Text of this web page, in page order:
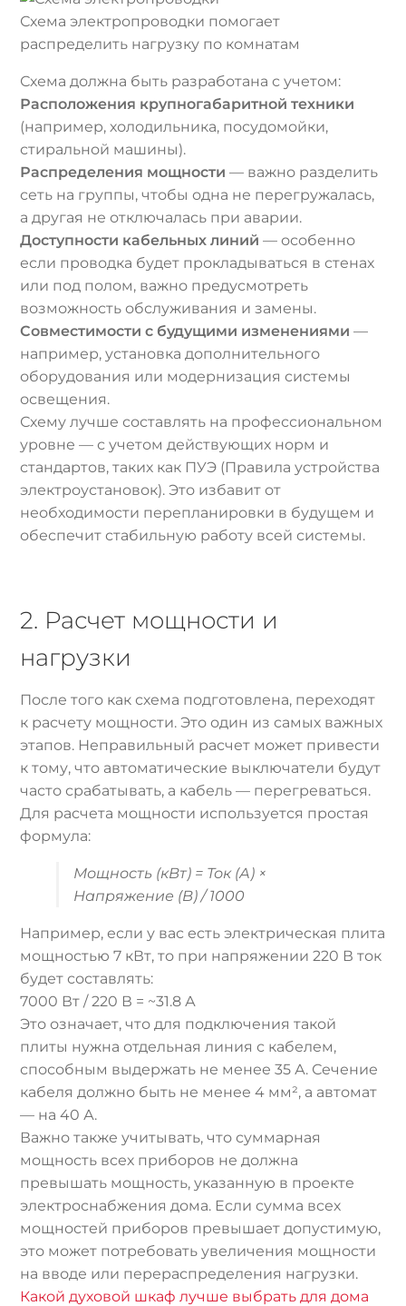
Схема электропроводки помогает
распределить нагрузку по комнатам
Схема должна быть разработана с учетом:
Расположения крупногабаритной техники
(например, холодильника, посудомойки,
стиральной машины).
Распределения мощности — важно разделить
сеть на группы, чтобы одна не перегружалась,
а другая не отключалась при аварии.
Доступности кабельных линий — особенно
если проводка будет прокладываться в стенах
или под полом, важно предусмотреть
возможность обслуживания и замены.
Совместимости с будущими изменениями —
например, установка дополнительного
оборудования или модернизация системы
освещения.
Схему лучше составлять на профессиональном
уровне — с учетом действующих норм и
стандартов, таких как ПУЭ (Правила устройства
электроустановок). Это избавит от
необходимости перепланировки в будущем и
обеспечит стабильную работу всей системы.
2. Расчет мощности и
нагрузки
После того как схема подготовлена, переходят
к расчету мощности. Это один из самых важных
этапов. Неправильный расчет может привести
к тому, что автоматические выключатели будут
часто срабатывать, а кабель — перегреваться.
Для расчета мощности используется простая
формула:
Мощность (кВт) = Ток (А) ×
Напряжение (В) / 1000
Например, если у вас есть электрическая плита
мощностью 7 кВт, то при напряжении 220 В ток
будет составлять:
7000 Вт / 220 В = ~31.8 А
Это означает, что для подключения такой
плиты нужна отдельная линия с кабелем,
способным выдержать не менее 35 А. Сечение
кабеля должно быть не менее 4 мм², а автомат
— на 40 А.
Важно также учитывать, что суммарная
мощность всех приборов не должна
превышать мощность, указанную в проекте
электроснабжения дома. Если сумма всех
мощностей приборов превышает допустимую,
это может потребовать увеличения мощности
на вводе или перераспределения нагрузки.
Какой духовой шкаф лучше выбрать для дома